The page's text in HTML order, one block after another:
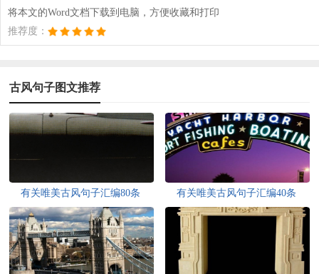
将本文的Word文档下载到电脑，方便收藏和打印
推荐度：
古风句子图文推荐
有关唯美古风句子汇编80条 有关唯美古风句子汇编40条